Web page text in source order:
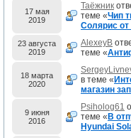
17 мая
2019
Таёжник
теме «Чип
Солярис
23 августа
2019
AlexeyB
теме «
18 марта
2020
в теме «
магазин
9 июня
2016
Psiholog61
теме « В
Hyundai